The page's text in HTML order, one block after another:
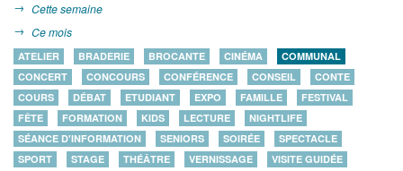
Cette semaine
Ce mois
ATELIER BRADERIE BROCANTE CINÉMA
COMMUNAL
CONCERT
CONCOURS CONFÉRENCE CONSEIL
CONTE
COURS
DÉBAT ETUDIANT EXPO FAMILLE
FESTIVAL
FÊTE
FORMATION KIDS LECTURE
NIGHTLIFE
SÉANCE D'INFORMATION
SENIORS SOIRÉE
SPECTACLE
SPORT
STAGE THÉÂTRE VERNISSAGE VISITE GUIDÉE